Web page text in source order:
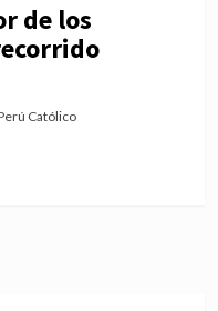
de los
Católico